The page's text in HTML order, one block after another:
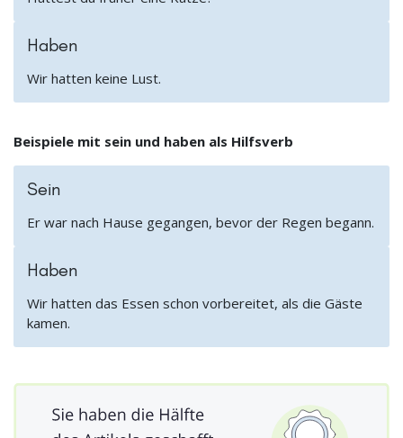
Haben
Wir hatten keine Lust.
Beispiele mit sein und haben als Hilfsverb
Sein
Er war nach Hause gegangen, bevor der Regen begann.
Haben
Wir hatten das Essen schon vorbereitet, als die Gäste
kamen.